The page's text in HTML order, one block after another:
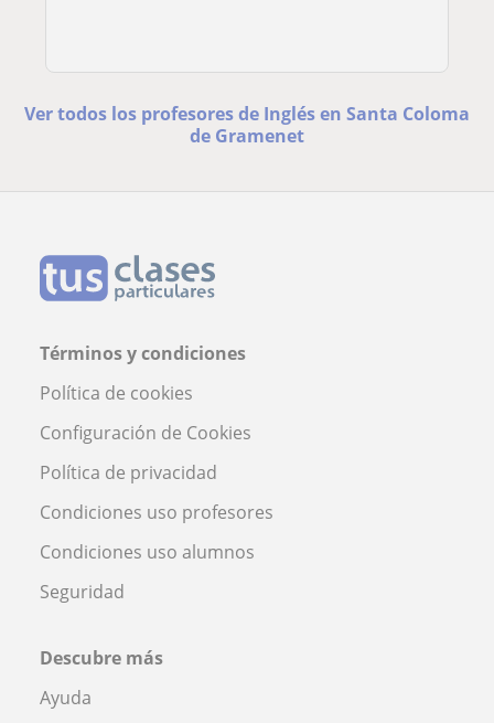
Ver todos los profesores de Inglés en Santa Coloma
de Gramenet
Términos y condiciones
Política de cookies
Configuración de Cookies
Política de privacidad
Condiciones uso profesores
Condiciones uso alumnos
Seguridad
Descubre más
Ayuda